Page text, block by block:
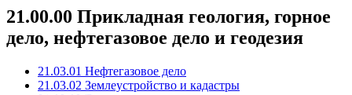
21.00.00 Прикладная геология, горное
дело, нефтегазовое дело и геодезия
21.03.01 Нефтегазовое дело
21.03.02 Землеустройство и кадастры